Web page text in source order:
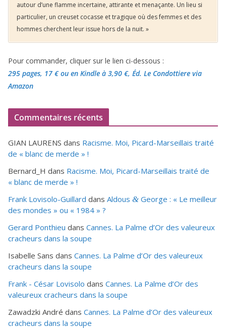
autour d’une flamme incertaine, attirante et menaçante. Un lieu si
particulier, un creuset cocasse et tragique où des femmes et des
hommes cherchent leur issue hors de la nuit. »
Pour commander, cliquer sur le lien ci-dessous :
295 pages, 17 €ou en Kindle à 3,90 €, Éd. Le Condottiere via
Amazon
Commentaires récents
GIAN LAURENS dans Racisme. Moi, Picard-Marseillais traité
de « blanc de merde » !
Bernard_H dans Racisme. Moi, Picard-Marseillais traité de
« blanc de merde » !
Frank Lovisolo-Guillard dans Aldous & George : « Le meilleur
des mondes » ou « 1984 » ?
Gerard Ponthieu dans Cannes. La Palme d’Or des valeureux
cracheurs dans la soupe
Isabelle Sans dans Cannes. La Palme d’Or des valeureux
cracheurs dans la soupe
Frank - César Lovisolo dans Cannes. La Palme d’Or des
valeureux cracheurs dans la soupe
Zawadzki André dans Cannes. La Palme d’Or des valeureux
cracheurs dans la soupe